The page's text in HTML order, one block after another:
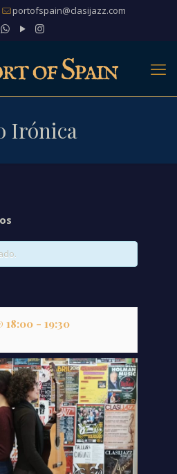
portofspain@clasijazz.com
Irónica
18:00- 19:30